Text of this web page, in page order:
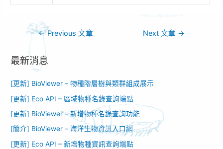
←Previous 文章 Next 文章 →
最新消息
[更新] BioViewer – 物種階層樹與類群組成展示
[更新] Eco API – 區域物種名錄查詢端點
[更新] BioViewer – 新增物種名錄查詢功能​
[簡介] BioViewer – 海洋生物資訊入口網​
[更新] Eco API – 新增物種資訊查詢端點